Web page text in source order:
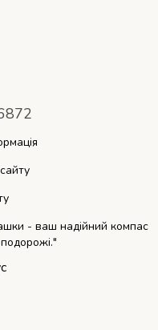
- ваш надійний компас